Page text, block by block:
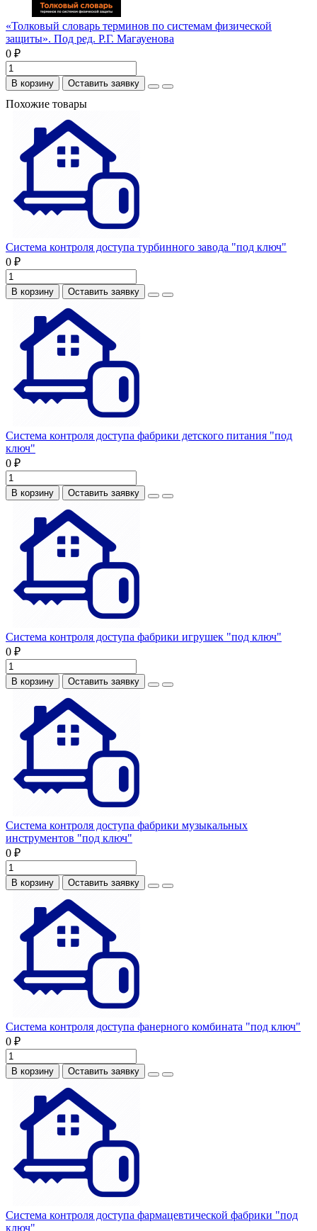
«Толковый словарь терминов по системам физической
защиты». Под ред. Р.Г. Магауенова
0 ₽
В корзину Оставить заявку
Похожие товары
Система контроля доступа турбинного завода "под ключ"
0 ₽
В корзину Оставить заявку
Система контроля доступа фабрики детского питания "под
ключ"
0 ₽
В корзину Оставить заявку
Система контроля доступа фабрики игрушек "под ключ"
0 ₽
В корзину Оставить заявку
Система контроля доступа фабрики музыкальных
инструментов "под ключ"
0 ₽
В корзину Оставить заявку
Система контроля доступа фанерного комбината "под ключ"
0 ₽
В корзину Оставить заявку
Система контроля доступа фармацевтической фабрики "под
ключ"